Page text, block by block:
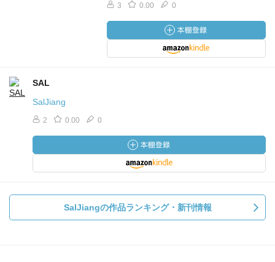
3 0.00 0
SAL
SalJiang
2 0.00 0
SalJiangの作品ランキング・新刊情報